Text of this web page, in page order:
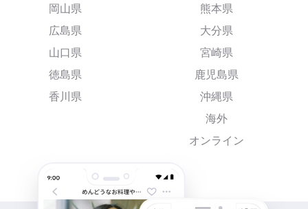
岡山県
広島県
山口県
徳島県
香川県
熊本県
大分県
宮崎県
鹿児島県
沖縄県
海外
オンライン